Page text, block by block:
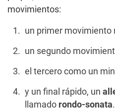
movimientos:
un primer movimiento
un segundo
el tercero como un
y un final rápido, un
llamado rondo-sonata.